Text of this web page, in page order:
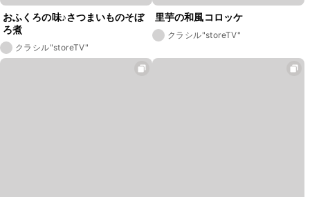
おふくろの味♪さつまいものそぼ
ろ煮
クラシル"storeTV"
里芋の和風コロッケ
クラシル"storeTV"